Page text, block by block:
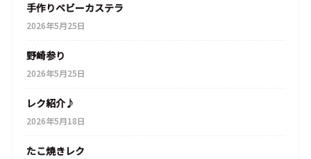
手作りベビーカステラ
2026年5月25日
野崎参り
2026年5月25日
レク紹介♪
2026年5月18日
たこ焼きレク